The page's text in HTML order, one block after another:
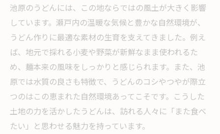
うどんを通じて感じる地元の絆と温かさ
池原うどんに宿る未来への願いを知る
伝統と進化が織りなすうどんの新しい形
うどん作りに込められた地元の想いとは
池原でうどんが人をつなぐ理由を考察
地元食材が輝く池原のうどん体験記
地元食材を活かした池原うどんの絶品体験
四季折々の味わいを楽しむうどんの工夫
池原のうどんには、この地ならではの風土が大きく影響
しています。瀬戸内の温暖な気候と豊かな自然環境が、
うどん作りに最適な素材の生育を支えてきました。例え
ば、地元で採れる小麦や野菜が新鮮なまま使われるた
め、麺本来の風味をしっかりと感じられます。また、池
原では水質の良さも特徴で、うどんのコシやつやが際立
つのはこの恵まれた自然環境あってこそです。こうした
土地の力を活かしたうどんは、訪れる人々に「また食べ
たい」と思わせる魅力を持っています。